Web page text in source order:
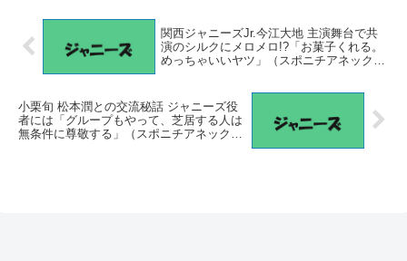
関西ジャニーズJr.今江大地 主演舞台で共
演のシルクにメロメロ!?「お菓子くれる。
めっちゃいいヤツ」（スポニチアネック
小栗旬 松本潤との交流秘話 ジャニーズ役
者には「グループもやって、芝居する人は
無条件に尊敬する」（スポニチアネック